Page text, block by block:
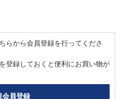
らから会員登録を行ってくださ
登録しておくと便利にお買い物が